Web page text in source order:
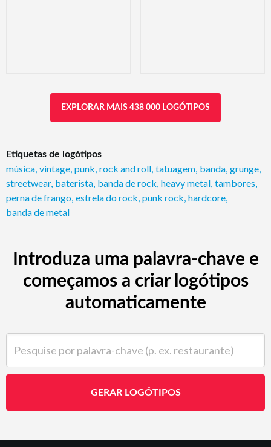
EXPLORAR MAIS 438 000 LOGÓTIPOS
Etiquetas de logótipos
música vintage punk rock and roll tatuagem banda grunge
streetwear, baterista banda de rock heavy metal tambores
perna de frango estrela do rock punk rock hardcore
banda de metal
Introduza uma palavra-chave e
começamos a criar logótipos
automaticamente
GERAR LOGÓTIPOS